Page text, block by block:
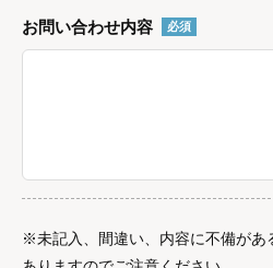
お問い合わせ内容 必須
※未記入、間違い、内容に不備があ